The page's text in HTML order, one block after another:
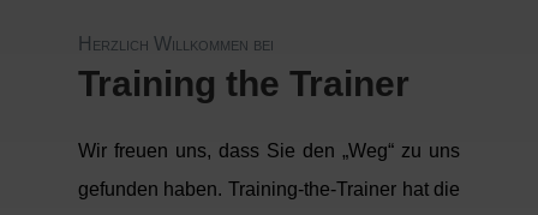
Herzlich Willkommen bei
Training the Trainer
Wir freuen uns, dass Sie den „Weg“ zu uns
gefunden haben. Training-the-Trainer hat die